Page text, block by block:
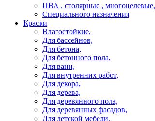
ПВА , столярные , многоцелевые,
Специального назначения
Краски
Влагостойкие,
Для бассейнов,
Для бетона,
Для бетонного пола,
Для ванн,
Для внутренних работ,
Для декора,
Для дерева,
Для деревянного пола,
Для деревянных фасадов,
Для детской мебели,